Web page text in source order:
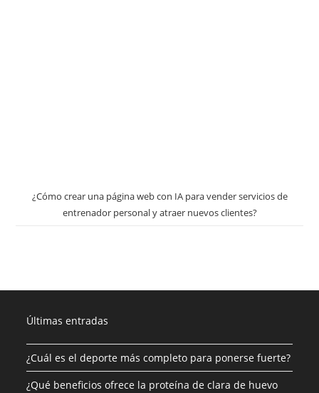
¿Cómo crear una página web con IA para vender servicios de
entrenador personal y atraer nuevos clientes?
Últimas entradas
¿Cuál es el deporte más completo para ponerse fuerte?
¿Qué beneficios ofrece la proteína de clara de huevo